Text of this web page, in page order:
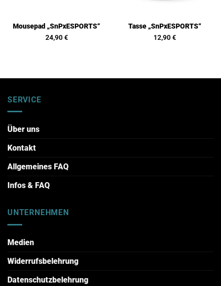
Mousepad „SnPxESPORTS“
24,90€
Tasse „SnPxESPORTS“
12,90€
SERVICE
Über uns
Kontakt
Allgemeines FAQ
Infos & FAQ
UNTERNEHMEN
Medien
Widerrufsbelehrung
Datenschutzbelehrung